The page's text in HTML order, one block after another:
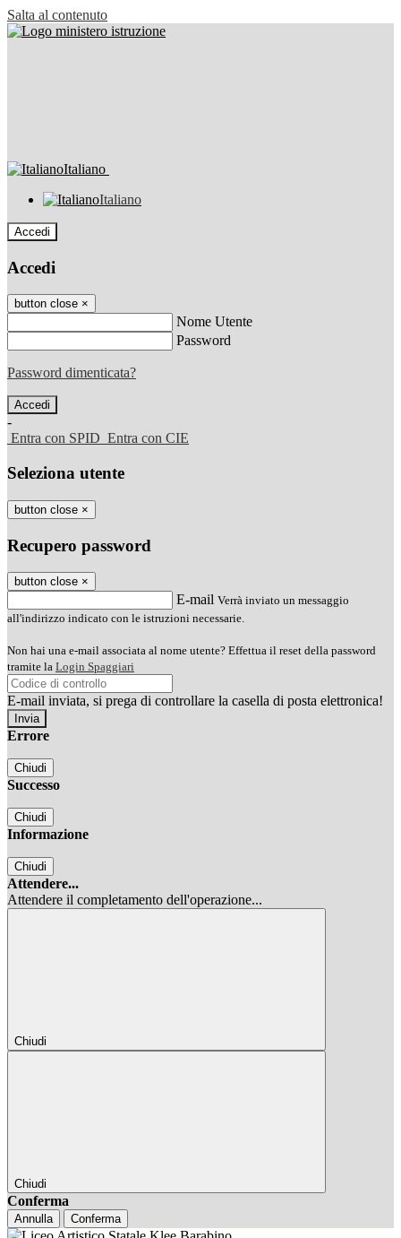
Salta al contenuto
Italiano
Italiano
Accedi
Accedi
button close ×
Nome Utente
Password
Password dimenticata?
-
Entra con SPID Entra con CIE
Seleziona utente
button close ×
Recupero password
button close ×
E-mail Verrà inviato un messaggio
all'indirizzo indicato con le istruzioni necessarie.
Non hai una e-mail associata al nome utente? Effettua il reset della password
tramite la Login Spaggiari
E-mail inviata, si prega di controllare la casella di posta elettronica!
Errore
Chiudi
Successo
Chiudi
Informazione
Chiudi
Attendere...
Attendere il completamento dell'operazione...
Chiudi
Chiudi
Conferma
Annulla Conferma